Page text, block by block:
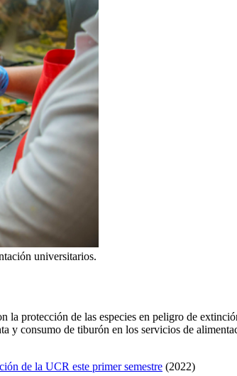
universitarios.
protección de las especies en peligro de
consumo de tiburón en los servicios de
de la UCR este primer semestre (2022)